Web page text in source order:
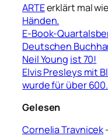
ARTEerklärt mal
Händen.
E-Book-
Deutschen
Neil Young ist 70!
Elvis Presleys mit
wurde für über
Gelesen
Cornelia Travnicek